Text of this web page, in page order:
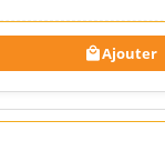
Ajouter